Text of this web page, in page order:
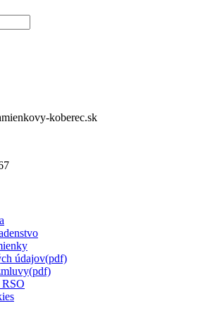
koberec.sk
údajov(pdf)
RSO